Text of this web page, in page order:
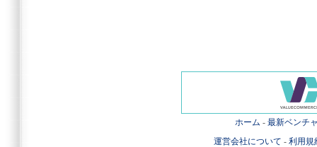
ホーム - 最新ベンチ
運営会社について - 利用規